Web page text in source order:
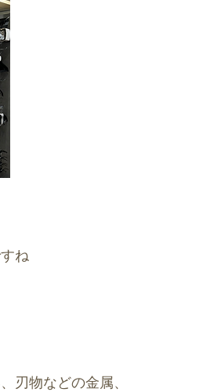
ね
刃物などの金属、